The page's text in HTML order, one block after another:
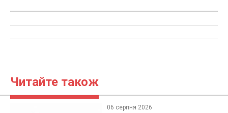
Читайте також
06 серпня 2026